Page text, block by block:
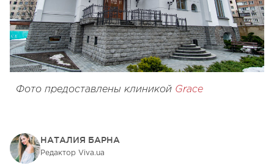
Фото предоставлены клиникой Grace
НАТАЛИЯ БАРНА
Редактор Viva.ua